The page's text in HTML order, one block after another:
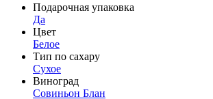
Подарочная упаковка
Да
Цвет
Белое
Тип по сахару
Сухое
Виноград
Совиньон Блан